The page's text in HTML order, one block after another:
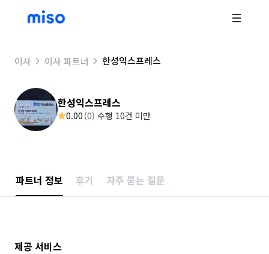
이사 이사 파트너 한성익스프레스
한성익스프레스
0.00 (0) 수행 10건 미만
파트너 정보 후기 자주 묻는 질문
제공 서비스